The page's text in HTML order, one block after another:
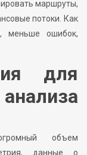
маршруты,
потоки. Как
меньше ошибок,
для
объем
данные о